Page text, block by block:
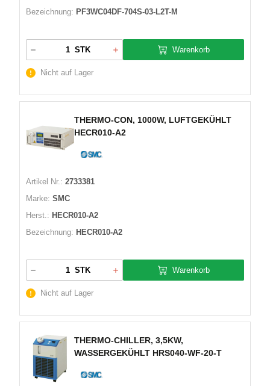
Bezeichnung: PF3WC04DF-704S-03-L2T-M
STK Warenkorb
Nicht auf Lager
THERMO-CON, 1000W, LUFTGEKÜHLT
HECR010-A2
Artikel Nr.: 2733381
Marke: SMC
Herst.: HECR010-A2
Bezeichnung: HECR010-A2
STK Warenkorb
Nicht auf Lager
THERMO-CHILLER, 3,5KW,
WASSERGEKÜHLT HRS040-WF-20-T